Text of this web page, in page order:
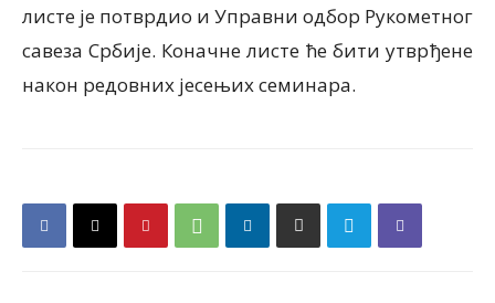
листе је потврдио и Управни одбор Рукометног
савеза Србије. Коначне листе ће бити утврђене
након редовних јесењих семинара.